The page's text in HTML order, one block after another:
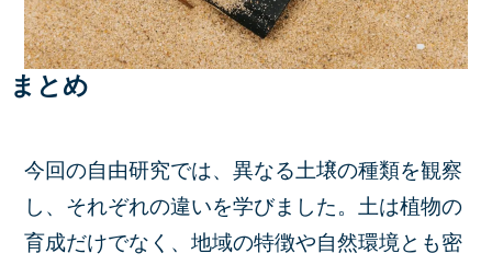
まとめ
今回の自由研究では、異なる土壌の種類を観察
し、それぞれの違いを学びました。土は植物の
育成だけでなく、地域の特徴や自然環境とも密